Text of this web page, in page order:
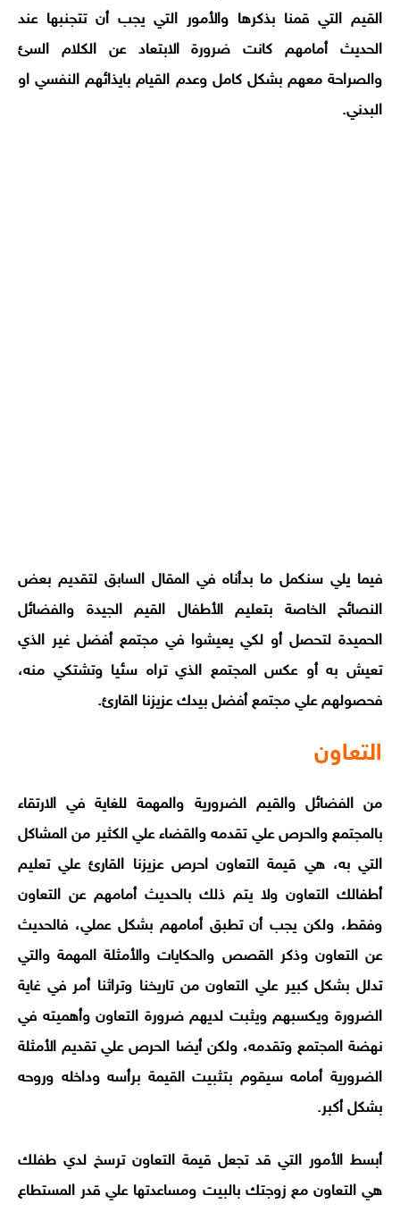
القيم التي قمنا بذكرها والأمور التي يجب أن تتجنبها عند
الحديث أمامهم كانت ضرورة الابتعاد عن الكلام السئ
والصراحة معهم بشكل كامل وعدم القيام بايذائهم النفسي او
البدني.
فيما يلي سنكمل ما بدأناه في المقال السابق لتقديم بعض
النصائح الخاصة بتعليم الأطفال القيم الجيدة والفضائل
الحميدة لتحصل أو لكي يعيشوا في مجتمع أفضل غير الذي
تعيش به أو عكس المجتمع الذي تراه سئيا وتشتكي منه،
فحصولهم علي مجتمع أفضل بيدك عزيزنا القارئ.
التعاون
من الفضائل والقيم الضرورية والمهمة للغاية في الارتقاء
بالمجتمع والحرص علي تقدمه والقضاء علي الكثير من المشاكل
التي به، هي قيمة التعاون احرص عزيزنا القارئ علي تعليم
أطفالك التعاون ولا يتم ذلك بالحديث أمامهم عن التعاون
وفقط، ولكن يجب أن تطبق أمامهم بشكل عملي، فالحديث
عن التعاون وذكر القصص والحكايات والأمثلة المهمة والتي
تدلل بشكل كبير علي التعاون من تاريخنا وتراثنا أمر في غاية
الضرورة ويكسبهم ويثبت لديهم ضرورة التعاون وأهميته في
نهضة المجتمع وتقدمه، ولكن أيضا الحرص علي تقديم الأمثلة
الضرورية أمامه سيقوم بتثبيت القيمة برأسه وداخله وروحه
بشكل أكبر.
أبسط الأمور التي قد تجعل قيمة التعاون ترسخ لدي طفلك
هي التعاون مع زوجتك بالبيت ومساعدتها علي قدر المستطاع